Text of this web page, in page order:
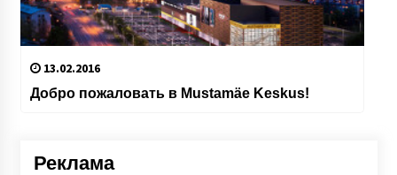
13.02.2016
Добро пожаловать в Mustamäe Keskus!
Реклама